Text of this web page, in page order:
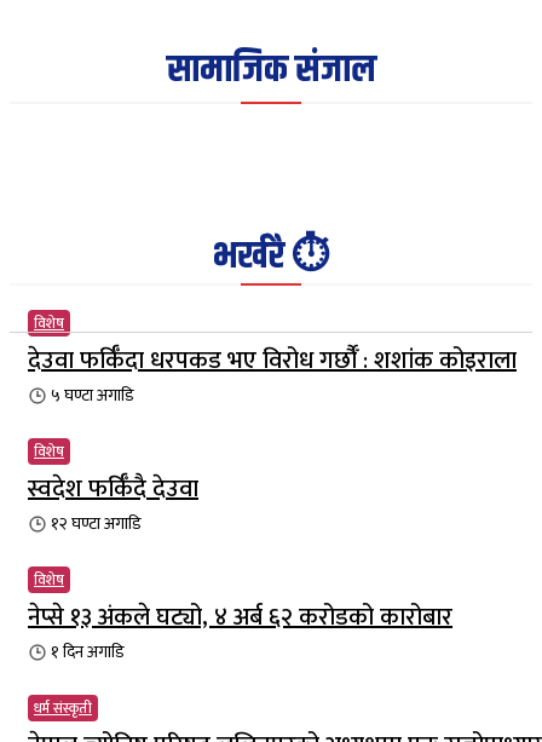
सामाजिक संजाल
भर्खरै ⏱️
विशेष
देउवा फर्किँदा धरपकड भए विरोध गर्छौँं : शशांक कोइराला
५ घण्टाअगाडि
विशेष
स्वदेश फर्किँदै देउवा
१२ घण्टाअगाडि
विशेष
नेप्से १३ अंकले घट्यो, ४ अर्ब ६२ करोडको कारोबार
१ दिनअगाडि
धर्म संस्कृती